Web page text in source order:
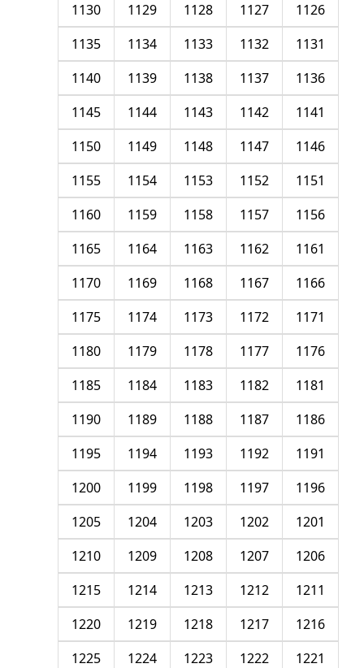
1126
1127
1128
1129
1130
1131
1132
1133
1134
1135
1136
1137
1138
1139
1140
1141
1142
1143
1144
1145
1146
1147
1148
1149
1150
1151
1152
1153
1154
1155
1156
1157
1158
1159
1160
1161
1162
1163
1164
1165
1166
1167
1168
1169
1170
1171
1172
1173
1174
1175
1176
1177
1178
1179
1180
1181
1182
1183
1184
1185
1186
1187
1188
1189
1190
1191
1192
1193
1194
1195
1196
1197
1198
1199
1200
1201
1202
1203
1204
1205
1206
1207
1208
1209
1210
1211
1212
1213
1214
1215
1216
1217
1218
1219
1220
1221
1222
1223
1224
1225